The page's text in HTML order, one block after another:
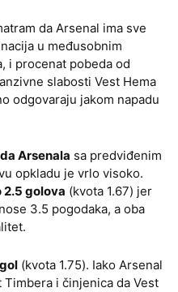
da Arsenal ima sve
u međusobnim
i procenat pobeda od
slabosti Vest Hema
odgovaraju jakom napadu
Arsenala sa predviđenim
opkladu je vrlo visoko.
2.5 golova (kvota 1.67) jer
3.5 pogodaka, a oba
(kvota 1.75). Iako Arsenal
i činjenica da Vest